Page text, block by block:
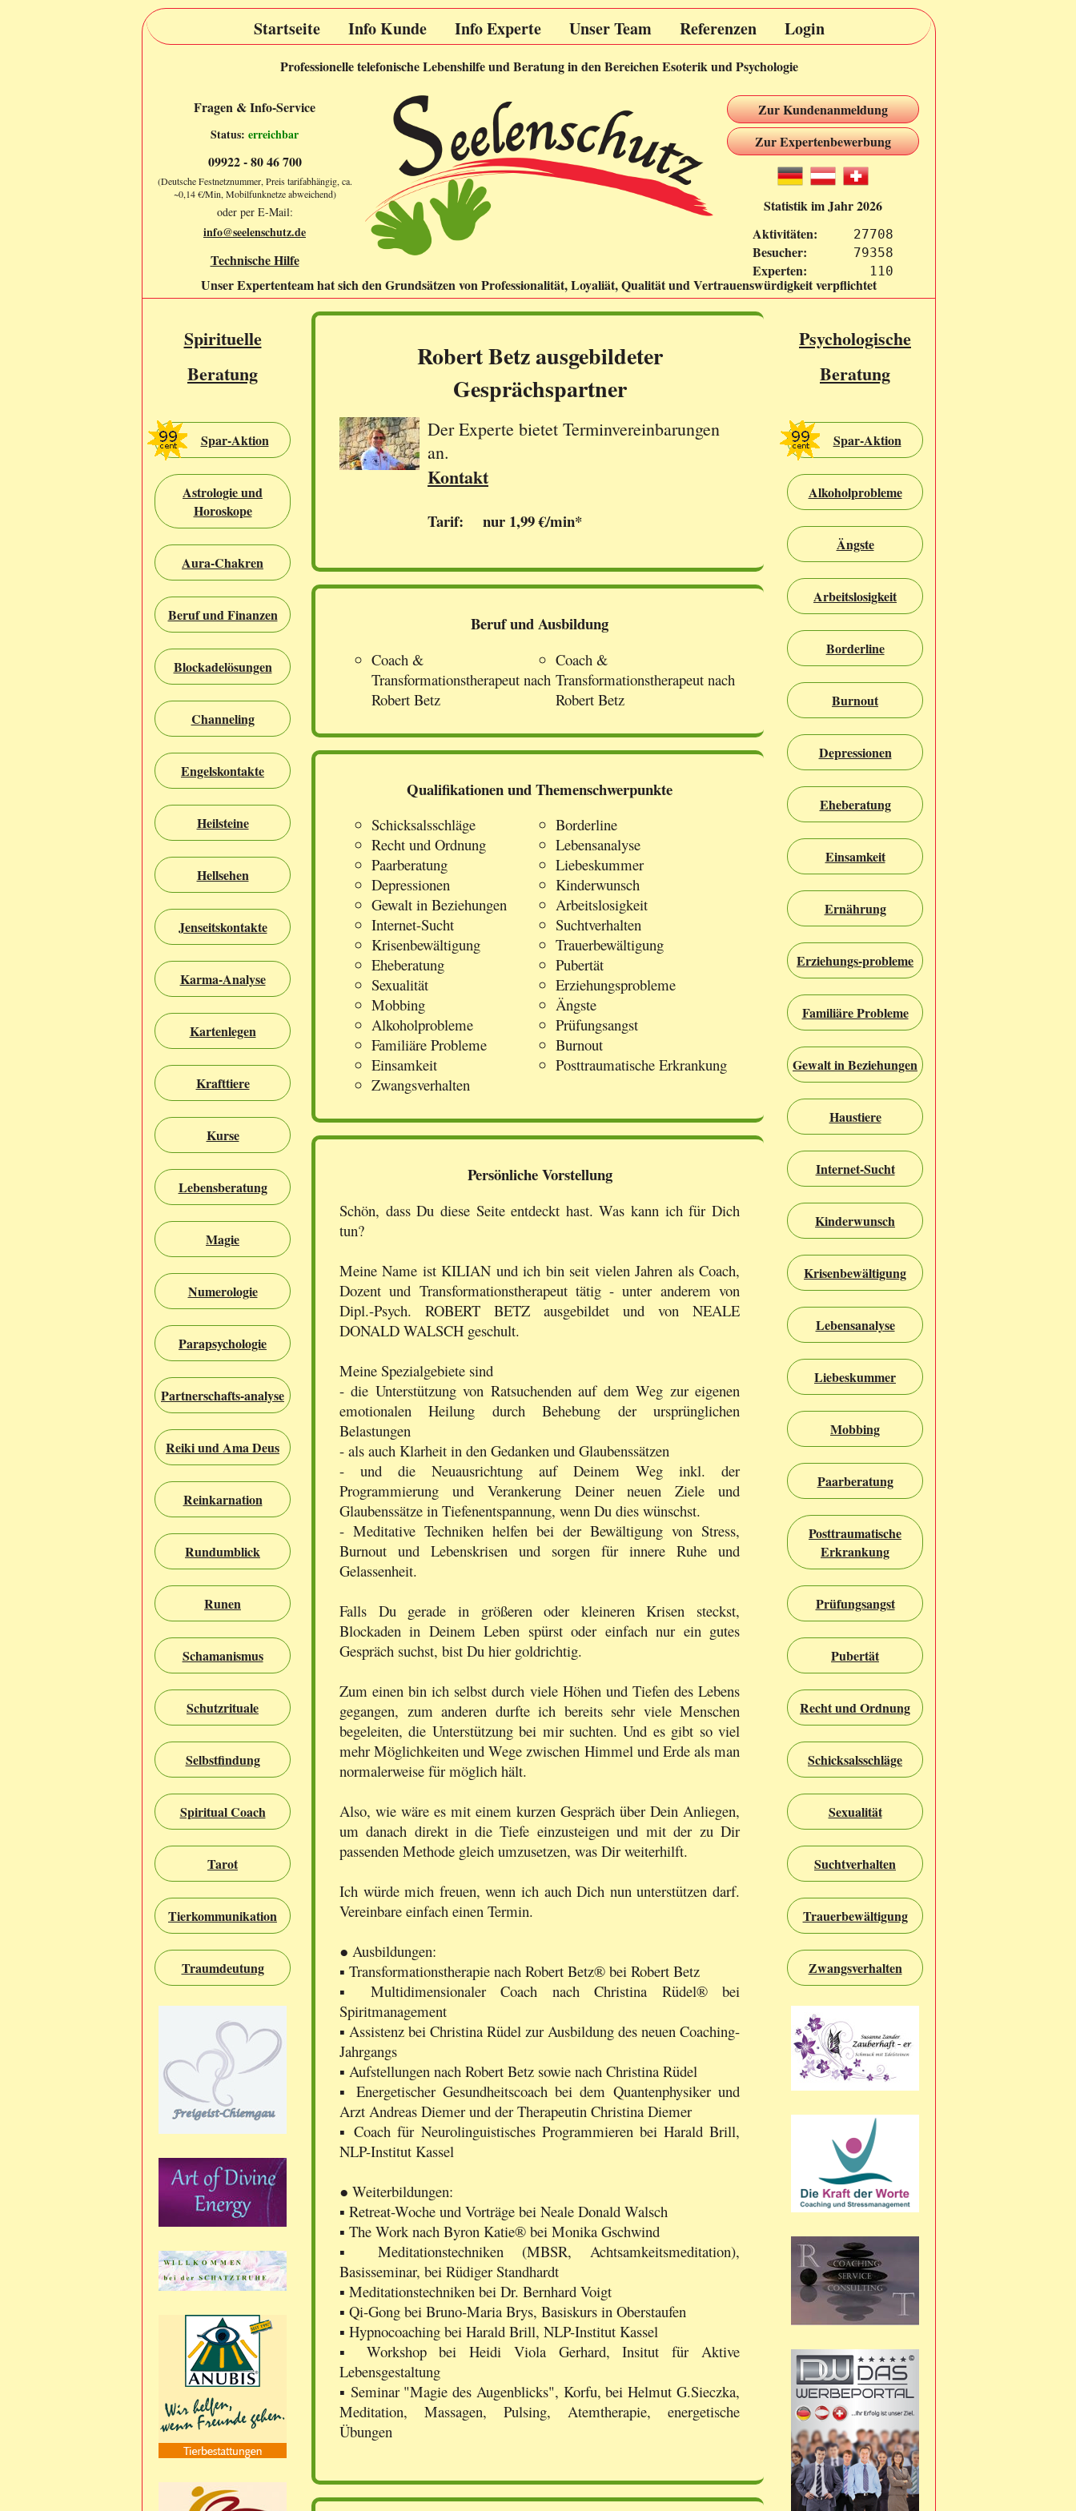
Startseite Info Kunde Info Experte Unser Team Referenzen Login
Professionelle telefonische Lebenshilfe und Beratung in den Bereichen Esoterik und Psychologie
Fragen & Info-Service
Status: erreichbar
09922 - 80 46 700
(Deutsche Festnetznummer, Preis tarifabhängig, ca.
~0,14 €/Min, Mobilfunknetze abweichend)
oder per E-Mail:
info@seelenschutz.de
Technische Hilfe
Zur Kundenanmeldung
Zur Expertenbewerbung
Statistik im Jahr 2026
Aktivitäten:
27708
Besucher: 79358
Experten:
  110
Unser Expertenteam hat sich den Grundsätzen von Professionalität, Loyaliät, Qualität und Vertrauenswürdigkeit verpflichtet
Spirituelle
Beratung
Spar-Aktion
Astrologie und
Horoskope
Aura-Chakren
Beruf und Finanzen
Blockadelösungen
Channeling
Engelskontakte
Heilsteine
Hellsehen
Jenseitskontakte
Karma-Analyse
Kartenlegen
Krafttiere
Kurse
Lebensberatung
Magie
Numerologie
Parapsychologie
Partnerschafts-analyse
Reiki und Ama Deus
Reinkarnation
Rundumblick
Runen
Schamanismus
Schutzrituale
Selbstfindung
Spiritual Coach
Tarot
Tierkommunikation
Traumdeutung
Psychologische
Beratung
Spar-Aktion
Alkoholprobleme
Ängste
Arbeitslosigkeit
Borderline
Burnout
Depressionen
Eheberatung
Einsamkeit
Ernährung
Erziehungs-probleme
Familiäre Probleme
Gewalt in Beziehungen
Haustiere
Internet-Sucht
Kinderwunsch
Krisenbewältigung
Lebensanalyse
Liebeskummer
Mobbing
Paarberatung
Posttraumatische
Erkrankung
Prüfungsangst
Pubertät
Recht und Ordnung
Schicksalsschläge
Sexualität
Suchtverhalten
Trauerbewältigung
Zwangsverhalten
Robert Betz ausgebildeter
Gesprächspartner
Der Experte bietet Terminvereinbarungen
an.
Kontakt
Tarif: nur 1,99 €/min*
Beruf und Ausbildung
Coach &
Transformationstherapeut nach
Robert Betz
Coach &
Transformationstherapeut nach
Robert Betz
Qualifikationen und Themenschwerpunkte
Schicksalsschläge
Borderline
Recht und Ordnung
Lebensanalyse
Paarberatung
Liebeskummer
Depressionen
Kinderwunsch
Gewalt in Beziehungen
Arbeitslosigkeit
Internet-Sucht
Suchtverhalten
Krisenbewältigung
Trauerbewältigung
Eheberatung
Pubertät
Sexualität
Erziehungsprobleme
Mobbing
Ängste
Alkoholprobleme
Prüfungsangst
Familiäre Probleme
Burnout
Einsamkeit
Posttraumatische Erkrankung
Zwangsverhalten
Persönliche Vorstellung
Schön, dass Du diese Seite entdeckt hast. Was kann ich für Dich
tun?
Meine Name ist KILIAN und ich bin seit vielen Jahren als Coach,
Dozent und Transformationstherapeut tätig - unter anderem von
Dipl.-Psych. ROBERT BETZ ausgebildet und von NEALE
DONALD WALSCH geschult.
Meine Spezialgebiete sind
- die Unterstützung von Ratsuchenden auf dem Weg zur eigenen
emotionalen Heilung durch Behebung der ursprünglichen
Belastungen
- als auch Klarheit in den Gedanken und Glaubenssätzen
- und die Neuausrichtung auf Deinem Weg inkl. der
Programmierung und Verankerung Deiner neuen Ziele und
Glaubenssätze in Tiefenentspannung, wenn Du dies wünschst.
- Meditative Techniken helfen bei der Bewältigung von Stress,
Burnout und Lebenskrisen und sorgen für innere Ruhe und
Gelassenheit.
Falls Du gerade in größeren oder kleineren Krisen steckst,
Blockaden in Deinem Leben spürst oder einfach nur ein gutes
Gespräch suchst, bist Du hier goldrichtig.
Zum einen bin ich selbst durch viele Höhen und Tiefen des Lebens
gegangen, zum anderen durfte ich bereits sehr viele Menschen
begeleiten, die Unterstützung bei mir suchten. Und es gibt so viel
mehr Möglichkeiten und Wege zwischen Himmel und Erde als man
normalerweise für möglich hält.
Also, wie wäre es mit einem kurzen Gespräch über Dein Anliegen,
um danach direkt in die Tiefe einzusteigen und mit der zu Dir
passenden Methode gleich umzusetzen, was Dir weiterhilft.
Ich würde mich freuen, wenn ich auch Dich nun unterstützen darf.
Vereinbare einfach einen Termin.
● Ausbildungen:
▪ Transformationstherapie nach Robert Betz® bei Robert Betz
▪ Multidimensionaler Coach nach Christina Rüdel® bei
Spiritmanagement
▪ Assistenz bei Christina Rüdel zur Ausbildung des neuen Coaching-
Jahrgangs
▪ Aufstellungen nach Robert Betz sowie nach Christina Rüdel
▪ Energetischer Gesundheitscoach bei dem Quantenphysiker und
Arzt Andreas Diemer und der Therapeutin Christina Diemer
▪ Coach für Neurolinguistisches Programmieren bei Harald Brill,
NLP-Institut Kassel
● Weiterbildungen:
▪ Retreat-Woche und Vorträge bei Neale Donald Walsch
▪ The Work nach Byron Katie® bei Monika Gschwind
▪ Meditationstechniken (MBSR, Achtsamkeitsmeditation),
Basisseminar, bei Rüdiger Standhardt
▪ Meditationstechniken bei Dr. Bernhard Voigt
▪ Qi-Gong bei Bruno-Maria Brys, Basiskurs in Oberstaufen
▪ Hypnocoaching bei Harald Brill, NLP-Institut Kassel
▪ Workshop bei Heidi Viola Gerhard, Insitut für Aktive
Lebensgestaltung
▪ Seminar "Magie des Augenblicks", Korfu, bei Helmut G.Sieczka,
Meditation, Massagen, Pulsing, Atemtherapie, energetische
Übungen